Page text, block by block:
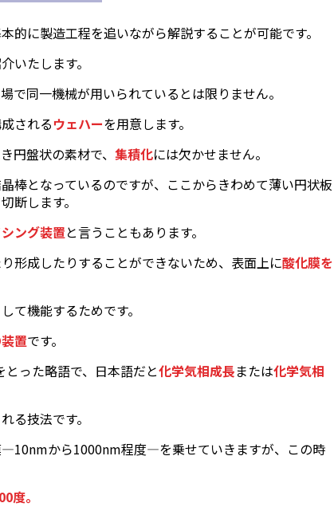
に製造工程を追いながら解説することが可能です。
いたします。
同一機械が用いられているとは限りません。
されるウェハーを用意します。
円盤状の素材で、 集積化には欠かせません。
棒となっているのですが、ここからきわめて薄い円状板
断します。
ング装置と言うこともあります。
形成したりすることができないため、表面上に酸化膜を
て機能するためです。
置です。
とった略語で、日本語だと化学気相成長または化学気相
る技法です。
―10nmから1000nm程度―を乗せていきますが、この時
度。